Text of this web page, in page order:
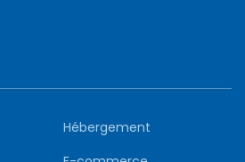
Hébergement